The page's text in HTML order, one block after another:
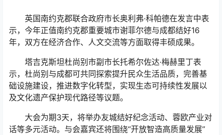
英国南约克郡联合政府市长奥利弗·科帕德在发言中表
示，今年正值南约克郡重要城市谢菲尔德与成都结好16
年，双方在经济合作、人文交流等方面取得丰硕成果。
塔吉克斯坦杜尚别市副市长托希尔佐达·梅赫里丁表
示，杜尚别与成都可共同探索提升民众生活品质，完善基
础设施建设，推进数字化转型，实现生态可持续性发展以
及文化遗产保护现代路径等议题。
大会为期3天，将举办友城结好纪念活动、蓉欧产业对
话等多元活动。与会嘉宾还将围绕“开放智造高质量发展”